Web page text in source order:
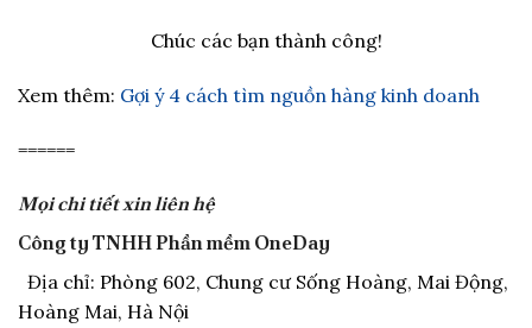
Chúc các bạn thành công!
Xem thêm: Gợi ý 4 cách tìm nguồn hàng kinh doanh
======
Mọi chi tiết xin liên hệ
Công ty TNHH Phần mềm OneDay
Địa chỉ: Phòng 602, Chung cư Sống Hoàng, Mai Động,
Hoàng Mai, Hà Nội